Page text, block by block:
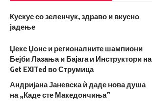
Кускус со зеленчук, здраво и вкусно
јадење
Џекс Џонс и регионалните шампиони
Бејби Лазања и Бајага и Инструктори на
Get EXITed во Струмица
Андријана Јаневска ѝ даде нова душа
на „Каде сте Македончиња”